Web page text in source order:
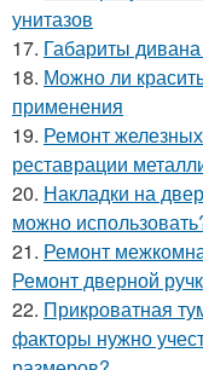
унитазов
17. Габариты
18. Можно ли
применения
19. Ремонт
реставрации
20. Накладки на
можно
21. Ремонт
Ремонт дверной
22. Прикроватная
факторы нужно